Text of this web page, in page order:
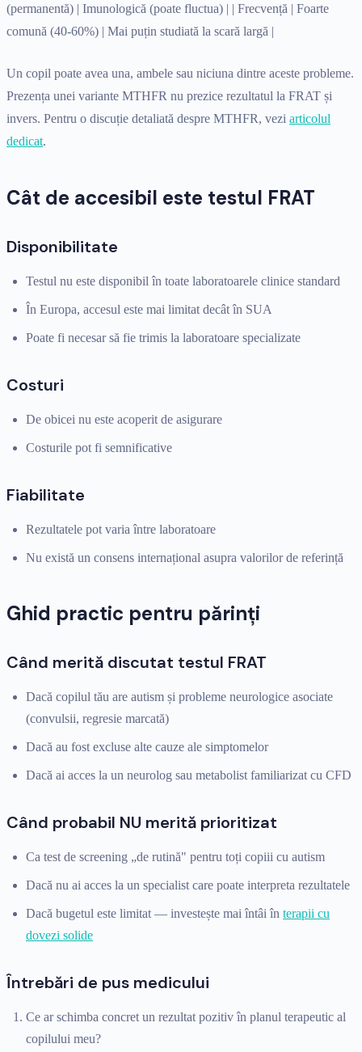
(permanentă) | Imunologică (poate fluctua) | | Frecvență | Foarte
comună (40-60%) | Mai puțin studiată la scară largă |
Un copil poate avea una, ambele sau niciuna dintre aceste probleme.
Prezența unei variante MTHFR nu prezice rezultatul la FRAT și
invers. Pentru o discuție detaliată despre MTHFR, vezi articolul
dedicat.
Cât de accesibil este testul FRAT
Disponibilitate
Testul nu este disponibil în toate laboratoarele clinice standard
În Europa, accesul este mai limitat decât în SUA
Poate fi necesar să fie trimis la laboratoare specializate
Costuri
De obicei nu este acoperit de asigurare
Costurile pot fi semnificative
Fiabilitate
Rezultatele pot varia între laboratoare
Nu există un consens internațional asupra valorilor de referință
Ghid practic pentru părinți
Când merită discutat testul FRAT
Dacă copilul tău are autism și probleme neurologice asociate
(convulsii, regresie marcată)
Dacă au fost excluse alte cauze ale simptomelor
Dacă ai acces la un neurolog sau metabolist familiarizat cu CFD
Când probabil NU merită prioritizat
Ca test de screening „de rutină" pentru toți copiii cu autism
Dacă nu ai acces la un specialist care poate interpreta rezultatele
Dacă bugetul este limitat — investește mai întâi în terapii cu
dovezi solide
Întrebări de pus medicului
Ce ar schimba concret un rezultat pozitiv în planul terapeutic al
copilului meu?